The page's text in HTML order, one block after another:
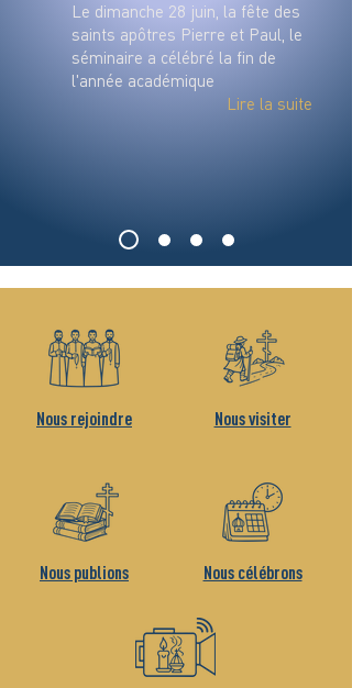
Le dimanche 28 juin, la fête des
saints apôtres Pierre et Paul, le
séminaire a célébré la fin de
l'année académique
Lire la suite
Nous rejoindre
Nous publions
Nous visiter
Nous célébrons